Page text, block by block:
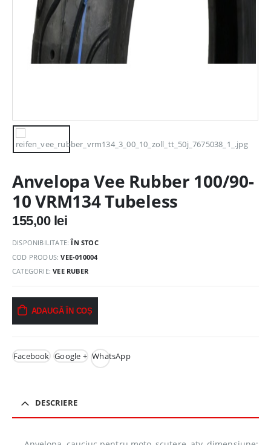
Anvelopa Vee Rubber 100/90-
10 VRM134 Tubeless
155,00 lei
DISPONIBILITATE:ÎN STOC
COD PRODUS:VEE-010004
CATEGORIE:VEE RUBER
ADAUGĂ ÎN COȘ
Facebook Google + WhatsApp
DESCRIERE